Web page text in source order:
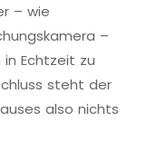
– wie
–
Echtzeit zu
steht der
also nichts